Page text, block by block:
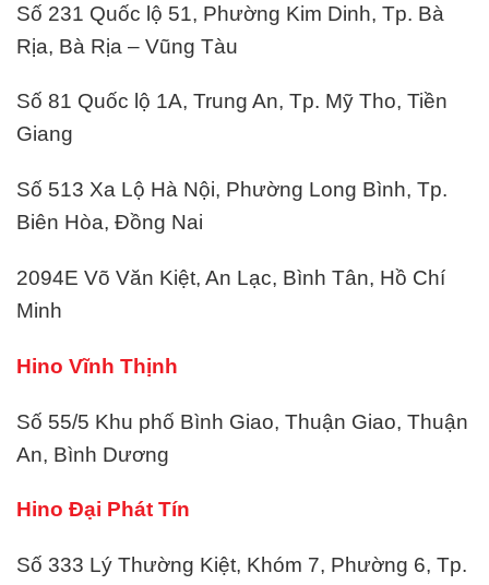
Số 231 Quốc lộ 51, Phường Kim Dinh, Tp. Bà
Rịa, Bà Rịa – Vũng Tàu
Số 81 Quốc lộ 1A, Trung An, Tp. Mỹ Tho, Tiền
Giang
Số 513 Xa Lộ Hà Nội, Phường Long Bình, Tp.
Biên Hòa, Đồng Nai
2094E Võ Văn Kiệt, An Lạc, Bình Tân, Hồ Chí
Minh
Hino Vĩnh Thịnh
Số 55/5 Khu phố Bình Giao, Thuận Giao, Thuận
An, Bình Dương
Hino Đại Phát Tín
Số 333 Lý Thường Kiệt, Khóm 7, Phường 6, Tp.